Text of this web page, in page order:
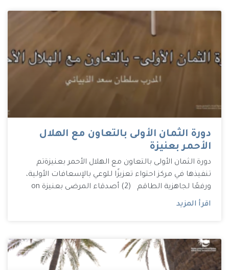
دورة الثمان الأولى بالتعاون مع الهلال
الأحمر بعنيزة
دورة الثمان الأولى بالتعاون مع الهلال الأحمر بعنيزة تم
تنفيذها في مركز احتواء تعزيزًا للوعي بالإسعافات الأولية،
ورفعًا لجاهزية الطاقم (2) أصدقاء المرضى بعنيزة on
اقرأ المزيد